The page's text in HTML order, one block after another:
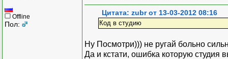
Offline
Пол:
Цитата: zubr от 13-03-2012 08:16
Код в студию
Ну Посмотри))) не ругай больно
Да и кстати, ошибка которую